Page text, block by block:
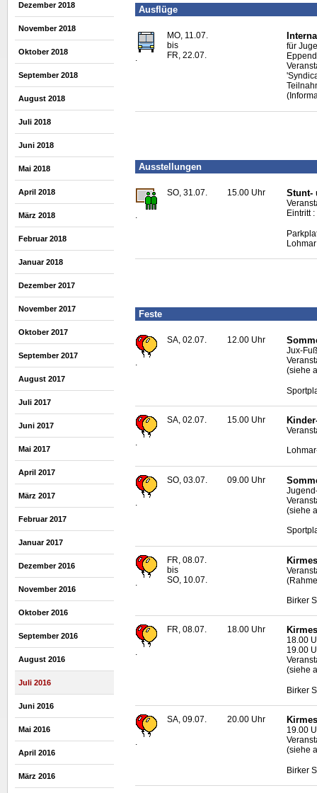
Dezember 2018
November 2018
Oktober 2018
September 2018
August 2018
Juli 2018
Juni 2018
Mai 2018
April 2018
März 2018
Februar 2018
Januar 2018
Dezember 2017
November 2017
Oktober 2017
September 2017
August 2017
Juli 2017
Juni 2017
Mai 2017
April 2017
März 2017
Februar 2017
Januar 2017
Dezember 2016
November 2016
Oktober 2016
September 2016
August 2016
Juli 2016
Juni 2016
Mai 2016
April 2016
März 2016
Ausflüge
.
MO, 11.07.
bis
FR, 22.07.
für
Ausstellungen
.
SO, 31.07. 15.00 Uhr Stunt-
Eintritt
Lohmar
Feste
.
SA, 02.07. 12.00 Uhr
Jux-
(siehe
.
SA, 02.07. 15.00 Uhr
.
SO, 03.07. 09.00 Uhr
(siehe
FR, 08.07.
bis
SO, 10.07.
Birker
.
FR, 08.07. 18.00 Uhr
18.00
19.00
(siehe
Birker
.
SA, 09.07. 20.00 Uhr
19.00
(siehe
Birker